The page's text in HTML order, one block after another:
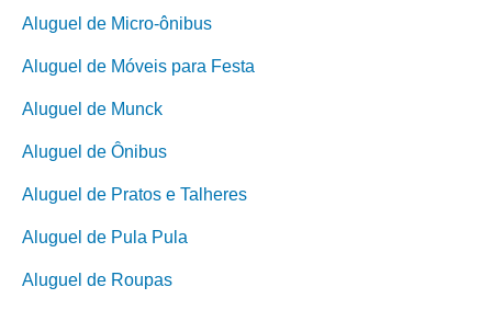
Aluguel de Micro-ônibus
Aluguel de Móveis para Festa
Aluguel de Munck
Aluguel de Ônibus
Aluguel de Pratos e Talheres
Aluguel de Pula Pula
Aluguel de Roupas